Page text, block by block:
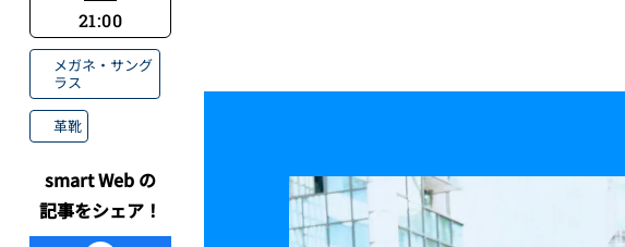
21:00
メガネ・サング
ラス
革靴
smart Web の
記事をシェア！